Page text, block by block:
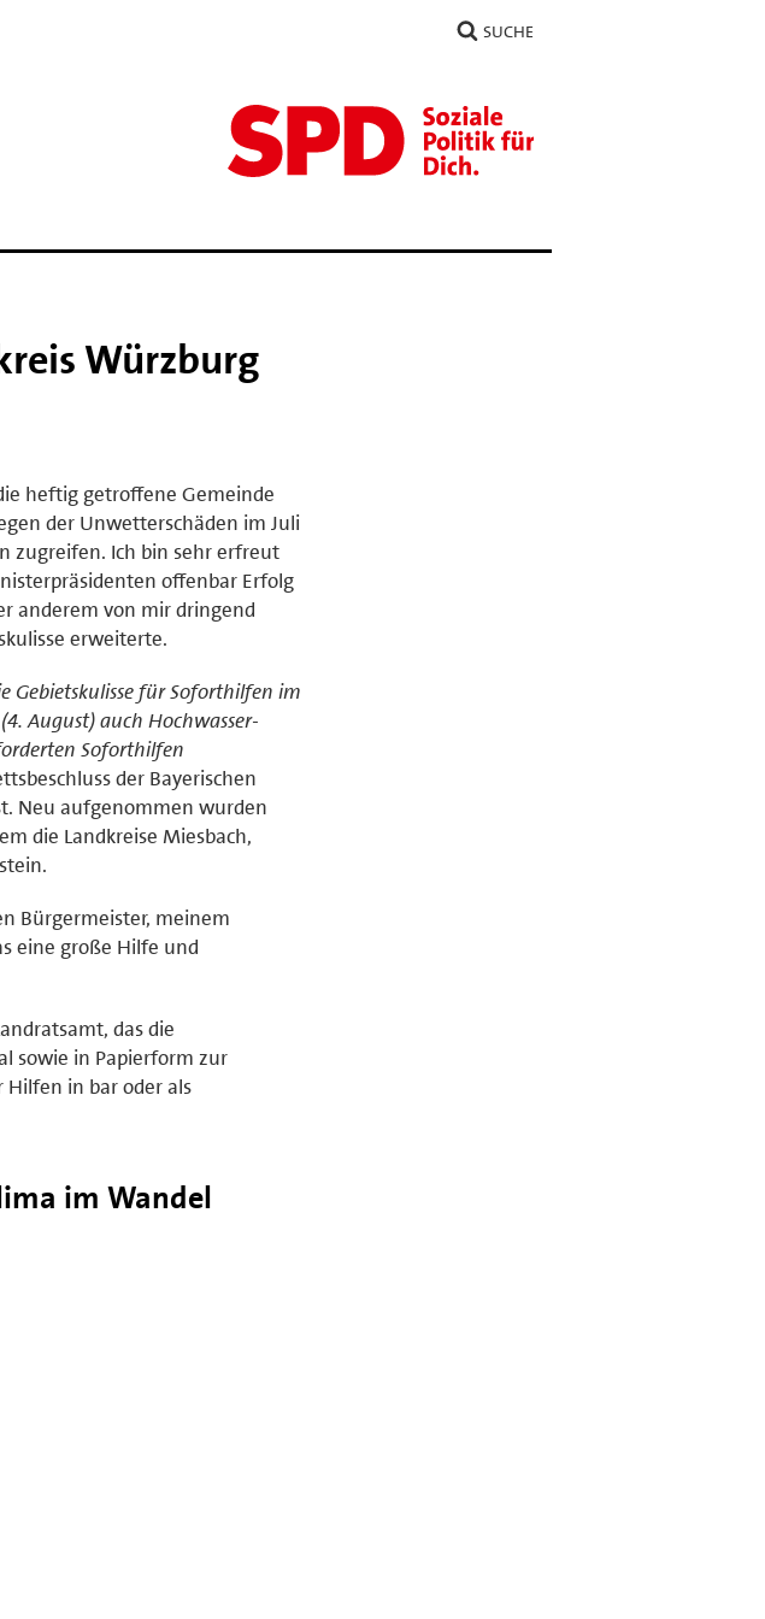
SUCHE
Würzburg
heftig getroffene Gemeinde
der Unwetterschäden im Juli
zugreifen. Ich bin sehr erfreut
offenbar Erfolg
anderem von mir dringend
erweiterte.
Gebietskulisse für Soforthilfen im
August) auch Hochwasser-
Soforthilfen
der Bayerischen
Neu aufgenommen wurden
die Landkreise Miesbach,
Bürgermeister, meinem
eine große Hilfe und
das die
sowie in Papierform zur
in bar oder als
im Wandel